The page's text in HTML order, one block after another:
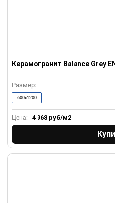
Керамогранит Balance Grey
Цена: 4 968 руб/м2
Размер:
600x1200